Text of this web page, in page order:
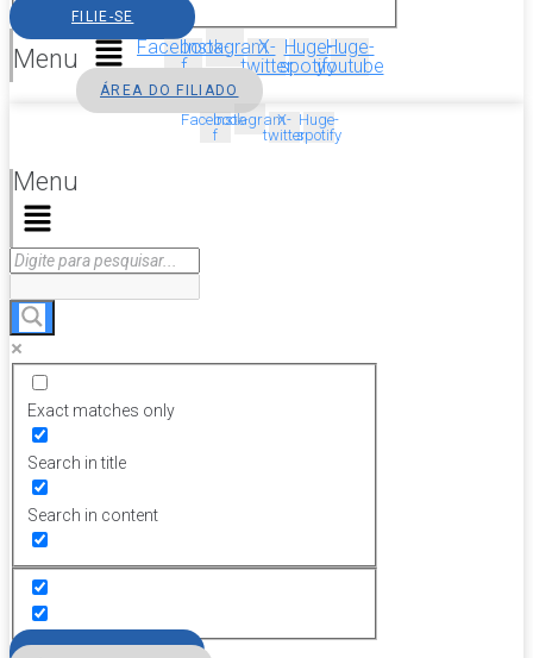
Menu
FILIE-SE
Facebook-
f
InstagramX-
twitter
Huge-
spotify
Huge-
youtube
ÁREA DO FILIADO
Facebook-
f
InstagramX-
twitter
Huge-
spotify
Menu
Exact matches only
Search in title
Search in content